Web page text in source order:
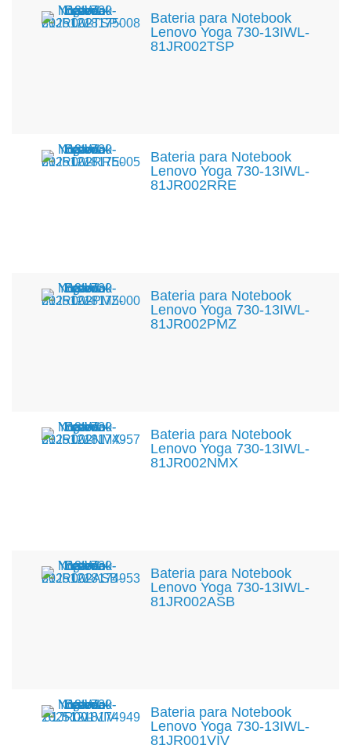
Bateria para Notebook
Lenovo Yoga 730-13IWL-
81JR002TSP
Bateria para Notebook
Lenovo Yoga 730-13IWL-
81JR002RRE
Bateria para Notebook
Lenovo Yoga 730-13IWL-
81JR002PMZ
Bateria para Notebook
Lenovo Yoga 730-13IWL-
81JR002NMX
Bateria para Notebook
Lenovo Yoga 730-13IWL-
81JR002ASB
Bateria para Notebook
Lenovo Yoga 730-13IWL-
81JR001VIV